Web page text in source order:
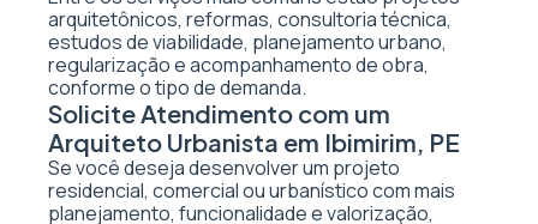
arquitetônicos, reformas, consultoria técnica,
estudos de viabilidade, planejamento urbano,
regularização e acompanhamento de obra,
conforme o tipo de demanda.
Solicite Atendimento com um
Arquiteto Urbanista em Ibimirim, PE
Se você deseja desenvolver um projeto
residencial, comercial ou urbanístico com mais
planejamento, funcionalidade e valorização,